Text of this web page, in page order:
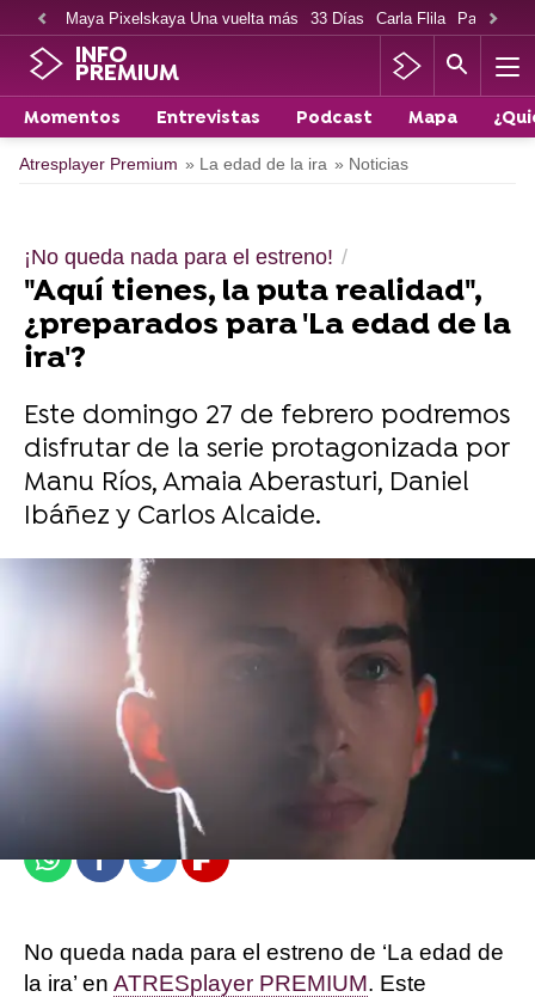
Maya Pixelskaya Una vuelta más 33 Días Carla Flila Paco
INFO
PREMIUM
Momentos Entrevistas Podcast Mapa
Atresplayer Premium » La edad de la ira » Noticias
¡No queda nada para el estreno!
"Aquí tienes, la puta realidad",
¿preparados para 'La edad de la
ira'?
Este domingo 27 de febrero podremos
disfrutar de la serie protagonizada por
Manu Ríos, Amaia Aberasturi, Daniel
Ibáñez y Carlos Alcaide.
atresplayer
Madrid
22 de febrero de 2022, 18:36
WhatsappFacebook
TwitterFlipboard
No queda nada para el estreno de ‘La edad de
la ira’ en ATRESplayer PREMIUM. Este